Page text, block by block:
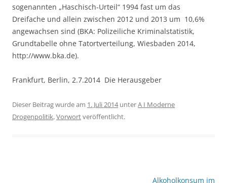
sogenannten „Haschisch-Urteil“ 1994 fast um das
Dreifache und allein zwischen 2012 und 2013 um 10,6%
angewachsen sind (BKA: Polizeiliche Kriminalstatistik,
Grundtabelle ohne Tatortverteilung, Wiesbaden 2014,
http://www.bka.de).
Frankfurt, Berlin, 2.7.2014 Die Herausgeber
Dieser Beitrag wurde am 1. Juli 2014unterA I Moderne
Drogenpolitik,Vorwortveröffentlicht.
Alkoholkonsum im